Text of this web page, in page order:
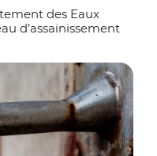
des Eaux
d’assainissement